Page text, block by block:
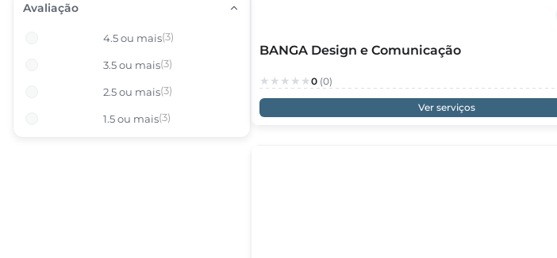
BANGA Design e Comunicação
0 (0)
Ver serviços
Avaliação
4.5 ou mais(3)
3.5 ou mais(3)
2.5 ou mais(3)
1.5 ou mais(3)